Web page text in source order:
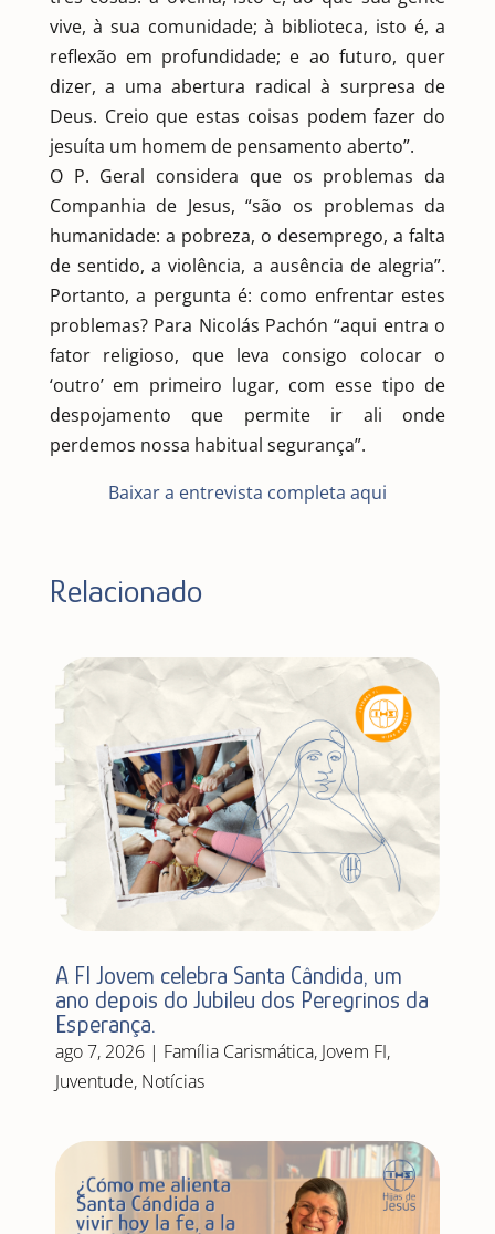
vive, à sua comunidade; à biblioteca, isto é, a
reflexão em profundidade; e ao futuro, quer
dizer, a uma abertura radical à surpresa de
Deus. Creio que estas coisas podem fazer do
jesuíta um homem de pensamento aberto”.
O P. Geral considera que os problemas da
Companhia de Jesus, “são os problemas da
humanidade: a pobreza, o desemprego, a falta
de sentido, a violência, a ausência de alegria”.
Portanto, a pergunta é: como enfrentar estes
problemas? Para Nicolás Pachón “aqui entra o
fator religioso, que leva consigo colocar o
‘outro’ em primeiro lugar, com esse tipo de
despojamento que permite ir ali onde
perdemos nossa habitual segurança”.
Baixar a entrevista completa aqui
Relacionado
A FI Jovem celebra Santa Cândida, um
ano depois do Jubileu dos Peregrinos da
Esperança.
ago 7, 2026| Família Carismática, Jovem FI,
Juventude, Notícias